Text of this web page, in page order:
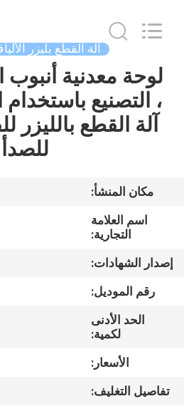
مسكن
منتجات
الواقع
الافتراضي
معلومات
جولة
المعمل
Technology
آلة القطع بليزر
لوحة معدنية أنبوب
، التصنيع
آلة القطع بالليزر
للصدأ
مكان المنشأ:
اسم العلامة
التجارية:
إصدار الشهادات:
رقم الموديل:
الحد الأدنى
لكمية:
الأسعار:
تفاصيل التغليف: